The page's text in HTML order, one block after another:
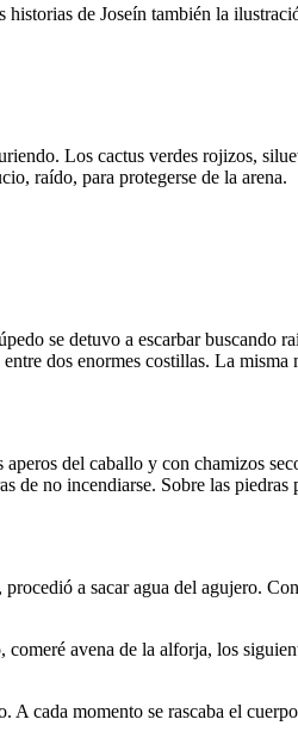
de Joseín también la
Los cactus verdes rojizos,
raído, para protegerse de la arena.
se detuvo a escarbar buscando
dos enormes costillas. La misma
del caballo y con chamizos
de no incendiarse. Sobre las piedras
a sacar agua del agujero.
avena de la alforja, los
A cada momento se rascaba el